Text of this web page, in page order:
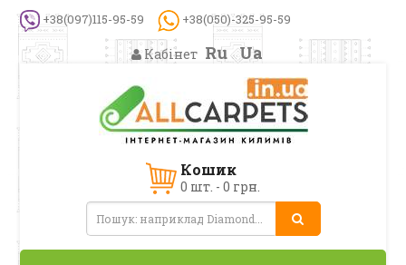
+38(097)115-95-59 +38(050)-325-95-59
Кабінет Ru Ua
Кошик
0 шт. - 0 грн.